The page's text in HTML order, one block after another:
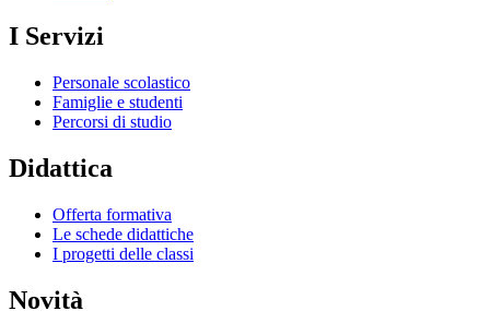
I Servizi
Personale scolastico
Famiglie e studenti
Percorsi di studio
Didattica
Offerta formativa
Le schede didattiche
I progetti delle classi
Novità